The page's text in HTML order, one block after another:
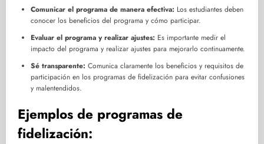
Comunicar el programa de manera efectiva: Los estudiantes deben
conocer los beneficios del programa y cómo participar.
Evaluar el programa y realizar ajustes: Es importante medir el
impacto del programa y realizar ajustes para mejorarlo continuamente.
Sé transparente: Comunica claramente los beneficios y requisitos de
participación en los programas de fidelización para evitar confusiones
y malentendidos.
Ejemplos de programas de
fidelización: